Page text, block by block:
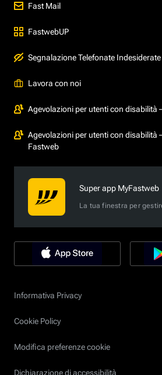
Fast Mail
FastwebUP
Segnalazione Telefonate Indesiderate
Lavora con noi
Agevolazioni per utenti con disabilità
Agevolazioni per utenti con disabilità
Fastweb
Super app MyFastweb
La tua finestra per
Informativa Privacy
Cookie Policy
Modifica preferenze cookie
Dichiarazione di accessibilità